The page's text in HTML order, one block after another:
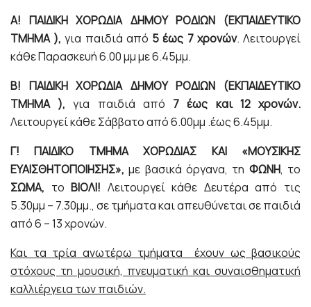
Α! ΠΑΙΔΙΚΗ ΧΟΡΩΔΙΑ ΔΗΜΟΥ ΡΟΔΙΩΝ (ΕΚΠΑΙΔΕΥΤΙΚΟ
ΤΜΗΜΑ ),για παιδιά από 5 έως 7 χρονών. Λειτουργεί
κάθε Παρασκευή 6.00 μμ με 6.45μμ.
Β! ΠΑΙΔΙΚΗ ΧΟΡΩΔΙΑ ΔΗΜΟΥ ΡΟΔΙΩΝ (ΕΚΠΑΙΔΕΥΤΙΚΟ
ΤΜΗΜΑ ),για παιδιά από 7 έως και 12 χρονών.
Λειτουργεί κάθε Σάββατο από 6.00μμ .έως 6.45μμ.
Γ! ΠΑΙΔΙΚΟ ΤΜΗΜΑ ΧΟΡΩΔΙΑΣ ΚΑΙ «ΜΟΥΣΙΚΗΣ
ΕΥΑΙΣΘΗΤΟΠΟΙΗΣΗΣ»,με βασικά όργανα, τη ΦΩΝΗ, το
ΣΩΜΑ, τοΒΙΟΛΙ! Λειτουργεί κάθε Δευτέρα από τις
5.30μμ – 7.30μμ., σε τμήματα και απευθύνεται σε παιδιά
από 6 – 13 χρονών.
Και τα τρία ανωτέρω τμήματα έχουν ως βασικούς
στόχους τη μουσική, πνευματική και συναισθηματική
καλλιέργεια των παιδιών.